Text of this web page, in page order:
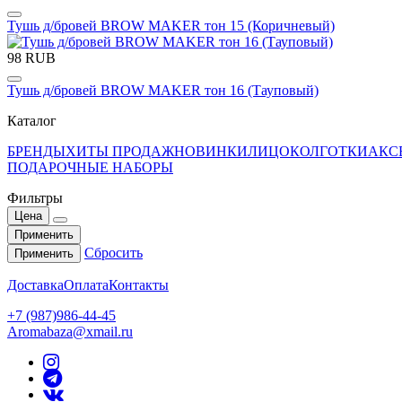
Тушь д/бровей BROW MAKER тон 15 (Коричневый)
98 RUB
Тушь д/бровей BROW MAKER тон 16 (Тауповый)
Каталог
БРЕНДЫХИТЫ ПРОДАЖНОВИНКИЛИЦОКОЛГОТКИ
ПОДАРОЧНЫЕ НАБОРЫ
Фильтры
Цена
Применить
Применить
Сбросить
ДоставкаОплатаКонтакты
+7 (987)986-44-45
Aromabaza@xmail.ru